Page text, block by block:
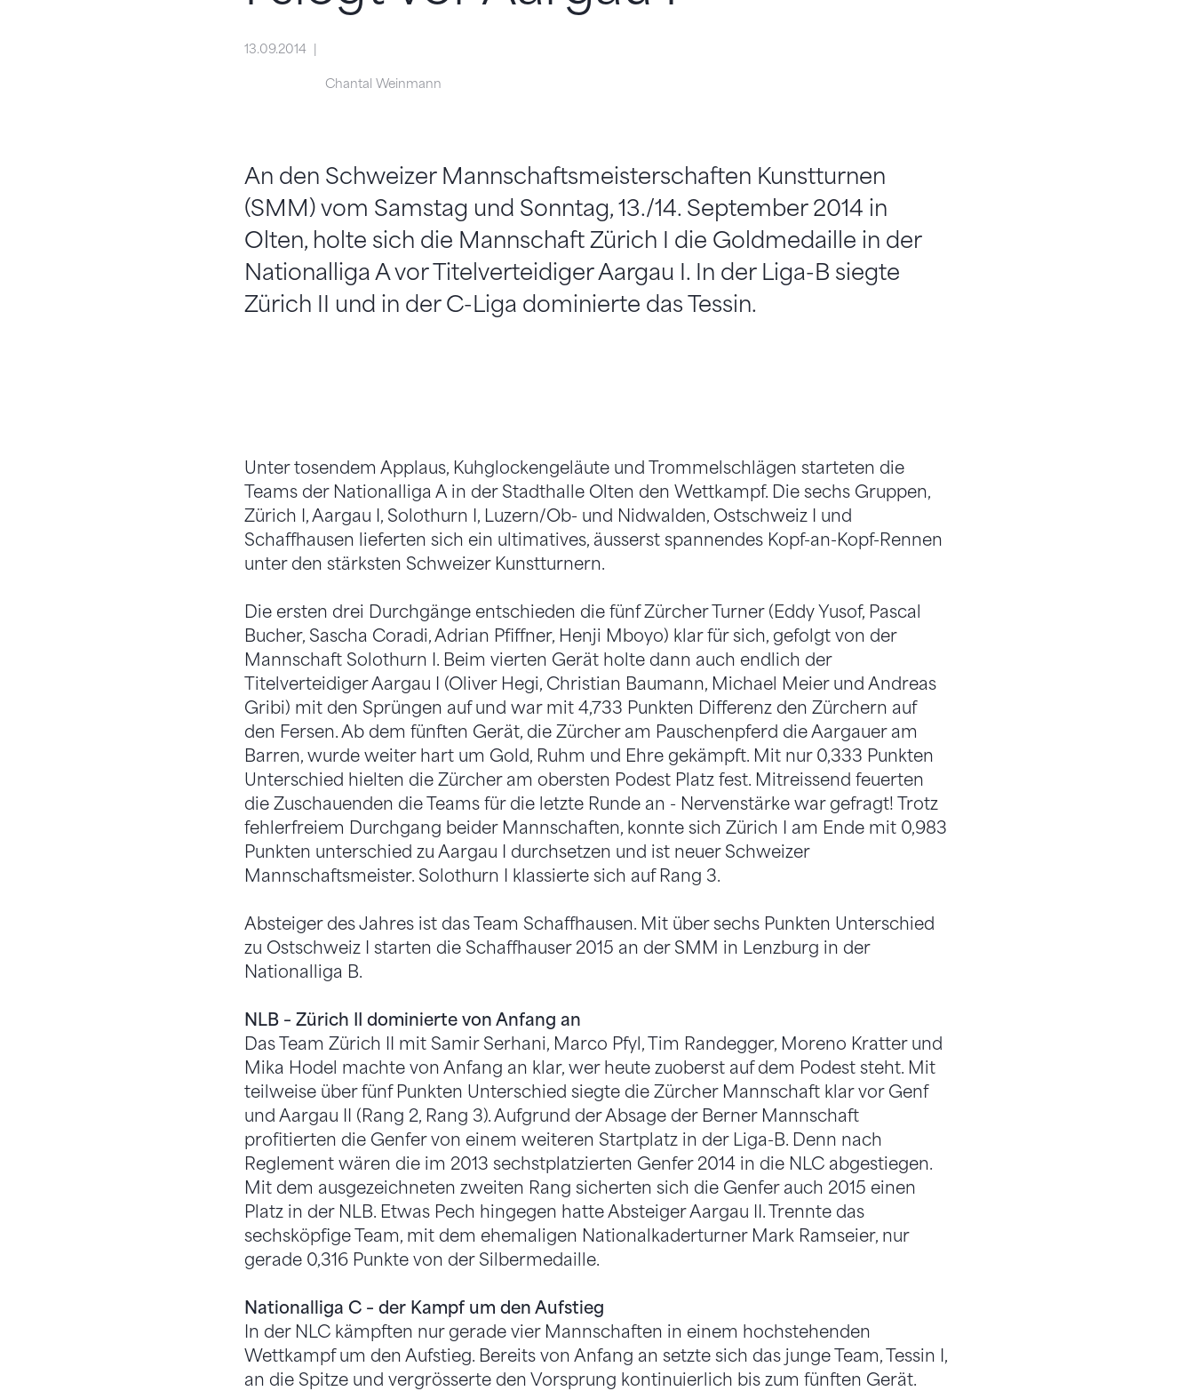
13.09.2014
Chantal Weinmann
An den Schweizer Mannschaftsmeisterschaften Kunstturnen
(SMM) vom Samstag und Sonntag, 13./14. September 2014 in
Olten, holte sich die Mannschaft Zürich I die Goldmedaille in der
Nationalliga A vor Titelverteidiger Aargau I. In der Liga-B siegte
Zürich II und in der C-Liga dominierte das Tessin.
Unter tosendem Applaus, Kuhglockengeläute und Trommelschlägen starteten die
Teams der Nationalliga A in der Stadthalle Olten den Wettkampf. Die sechs Gruppen,
Zürich I, Aargau I, Solothurn I, Luzern/Ob- und Nidwalden, Ostschweiz I und
Schaffhausen lieferten sich ein ultimatives, äusserst spannendes Kopf-an-Kopf-Rennen
unter den stärksten Schweizer Kunstturnern.
Die ersten drei Durchgänge entschieden die fünf Zürcher Turner (Eddy Yusof, Pascal
Bucher, Sascha Coradi, Adrian Pfiffner, Henji Mboyo) klar für sich, gefolgt von der
Mannschaft Solothurn I. Beim vierten Gerät holte dann auch endlich der
Titelverteidiger Aargau I (Oliver Hegi, Christian Baumann, Michael Meier und Andreas
Gribi) mit den Sprüngen auf und war mit 4,733 Punkten Differenz den Zürchern auf
den Fersen. Ab dem fünften Gerät, die Zürcher am Pauschenpferd die Aargauer am
Barren, wurde weiter hart um Gold, Ruhm und Ehre gekämpft. Mit nur 0,333 Punkten
Unterschied hielten die Zürcher am obersten Podest Platz fest. Mitreissend feuerten
die Zuschauenden die Teams für die letzte Runde an - Nervenstärke war gefragt! Trotz
fehlerfreiem Durchgang beider Mannschaften, konnte sich Zürich I am Ende mit 0,983
Punkten unterschied zu Aargau I durchsetzen und ist neuer Schweizer
Mannschaftsmeister. Solothurn I klassierte sich auf Rang 3.
Absteiger des Jahres ist das Team Schaffhausen. Mit über sechs Punkten Unterschied
zu Ostschweiz I starten die Schaffhauser 2015 an der SMM in Lenzburg in der
Nationalliga B.
NLB – Zürich II dominierte von Anfang an
Das Team Zürich II mit Samir Serhani, Marco Pfyl, Tim Randegger, Moreno Kratter und
Mika Hodel machte von Anfang an klar, wer heute zuoberst auf dem Podest steht. Mit
teilweise über fünf Punkten Unterschied siegte die Zürcher Mannschaft klar vor Genf
und Aargau II (Rang 2, Rang 3). Aufgrund der Absage der Berner Mannschaft
profitierten die Genfer von einem weiteren Startplatz in der Liga-B. Denn nach
Reglement wären die im 2013 sechstplatzierten Genfer 2014 in die NLC abgestiegen.
Mit dem ausgezeichneten zweiten Rang sicherten sich die Genfer auch 2015 einen
Platz in der NLB. Etwas Pech hingegen hatte Absteiger Aargau II. Trennte das
sechsköpfige Team, mit dem ehemaligen Nationalkaderturner Mark Ramseier, nur
gerade 0,316 Punkte von der Silbermedaille.
Nationalliga C – der Kampf um den Aufstieg
In der NLC kämpften nur gerade vier Mannschaften in einem hochstehenden
Wettkampf um den Aufstieg. Bereits von Anfang an setzte sich das junge Team, Tessin I,
an die Spitze und vergrösserte den Vorsprung kontinuierlich bis zum fünften Gerät.